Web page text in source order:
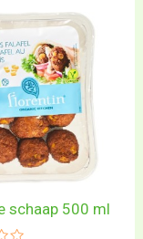
schaap 500 ml